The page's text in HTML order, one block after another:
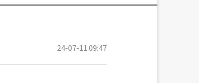
24-07-11 09:47